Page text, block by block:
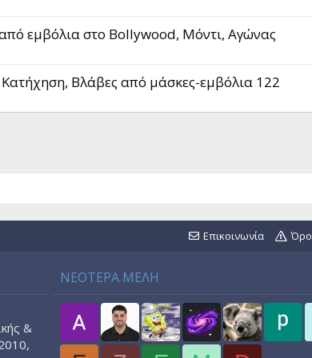
εμβόλια στο Bollywood, Mόντι, Αγώνας
Βλάβες από μάσκες-εμβόλια 122
Επικοινωνία
&
ΝΕΟΤΕΡΑ ΜΕΛΗ